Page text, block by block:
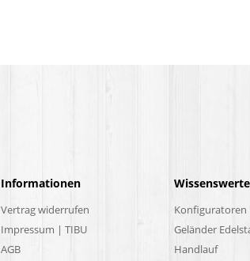
Informationen
Vertrag widerrufen
Impressum | TIBU
AGB
Konfiguratoren
Geländer
Handlauf